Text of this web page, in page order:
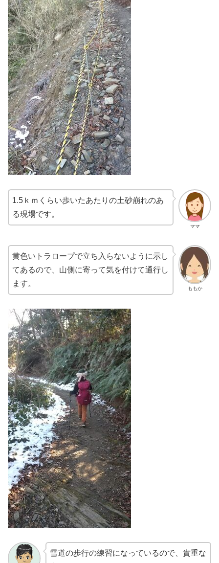
ママ
1.5ｋｍくらい歩いたあたりの土砂崩れのあ
る現場です。
ももか
黄色いトラロープで立ち入らないように示し
てあるので、山側に寄って気を付けて通行し
ます。
雪道の歩行の練習になっているので、貴重な